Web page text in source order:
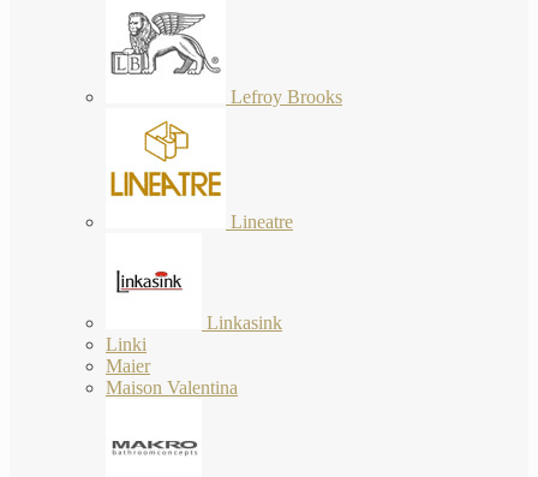
Lefroy Brooks
Lineatre
Linkasink
Linki
Maier
Maison Valentina